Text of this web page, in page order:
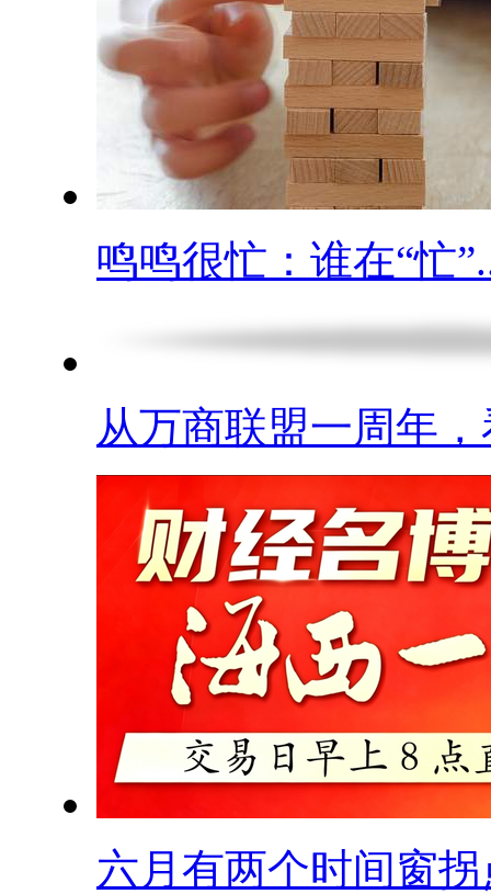
鸣鸣很忙：谁在“忙
从万商联盟一周年，
六月有两个时间窗拐